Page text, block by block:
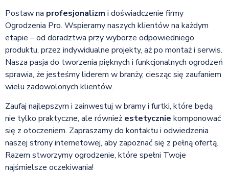
Postaw na profesjonalizm i doświadczenie firmy
Ogrodzenia Pro. Wspieramy naszych klientów na każdym
etapie – od doradztwa przy wyborze odpowiedniego
produktu, przez indywidualne projekty, aż po montaż i serwis.
Nasza pasja do tworzenia pięknych i funkcjonalnych ogrodzeń
sprawia, że jesteśmy liderem w branży, ciesząc się zaufaniem
wielu zadowolonych klientów.
Zaufaj najlepszym i zainwestuj w bramy i furtki, które będą
nie tylko praktyczne, ale również estetycznie komponować
się z otoczeniem. Zapraszamy do kontaktu i odwiedzenia
naszej strony internetowej, aby zapoznać się z pełną ofertą.
Razem stworzymy ogrodzenie, które spełni Twoje
najśmielsze oczekiwania!